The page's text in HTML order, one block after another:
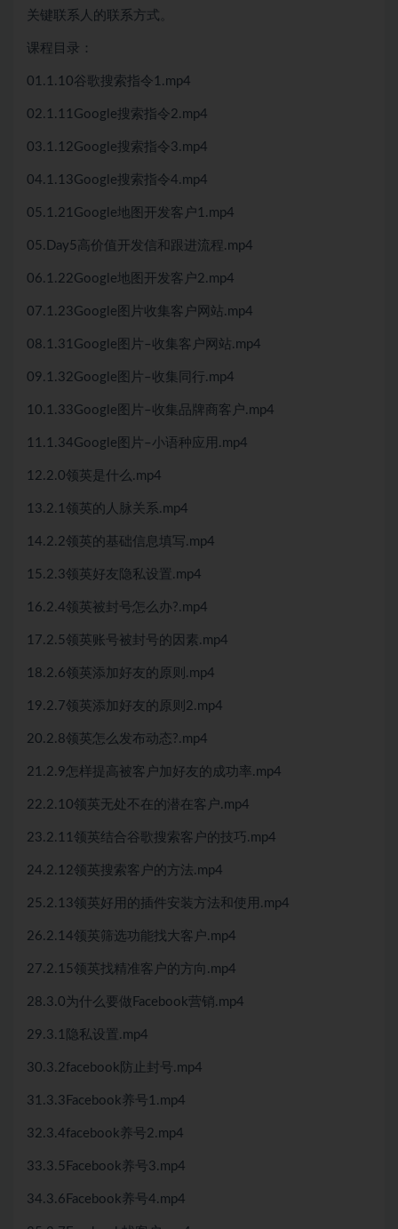
关键联系人的联系方式。
课程目录：
01.1.10谷歌搜索指令1.mp4
02.1.11Google搜索指令2.mp4
03.1.12Google搜索指令3.mp4
04.1.13Google搜索指令4.mp4
05.1.21Google地图开发客户1.mp4
05.Day5高价值开发信和跟进流程.mp4
06.1.22Google地图开发客户2.mp4
07.1.23Google图片收集客户网站.mp4
08.1.31Google图片–收集客户网站.mp4
09.1.32Google图片–收集同行.mp4
10.1.33Google图片–收集品牌商客户.mp4
11.1.34Google图片–小语种应用.mp4
12.2.0领英是什么.mp4
13.2.1领英的人脉关系.mp4
14.2.2领英的基础信息填写.mp4
15.2.3领英好友隐私设置.mp4
16.2.4领英被封号怎么办?.mp4
17.2.5领英账号被封号的因素.mp4
18.2.6领英添加好友的原则.mp4
19.2.7领英添加好友的原则2.mp4
20.2.8领英怎么发布动态?.mp4
21.2.9怎样提高被客户加好友的成功率.mp4
22.2.10领英无处不在的潜在客户.mp4
23.2.11领英结合谷歌搜索客户的技巧.mp4
24.2.12领英搜索客户的方法.mp4
25.2.13领英好用的插件安装方法和使用.mp4
26.2.14领英筛选功能找大客户.mp4
27.2.15领英找精准客户的方向.mp4
28.3.0为什么要做Facebook营销.mp4
29.3.1隐私设置.mp4
30.3.2facebook防止封号.mp4
31.3.3Facebook养号1.mp4
32.3.4facebook养号2.mp4
33.3.5Facebook养号3.mp4
34.3.6Facebook养号4.mp4